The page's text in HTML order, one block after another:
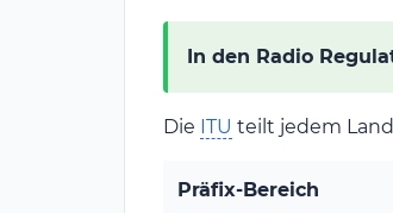
In den Radio
Die ITU teilt jedem
Präfix-Bereich